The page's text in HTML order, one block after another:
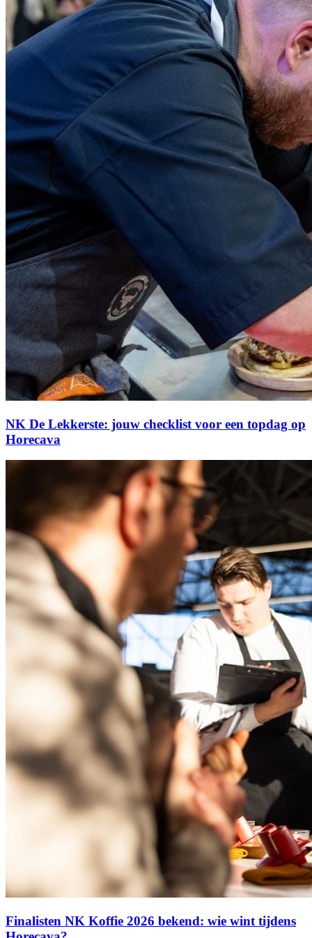
NK De Lekkerste: jouw checklist voor een topdag op
Horecava
Finalisten NK Koffie 2026 bekend: wie wint tijdens